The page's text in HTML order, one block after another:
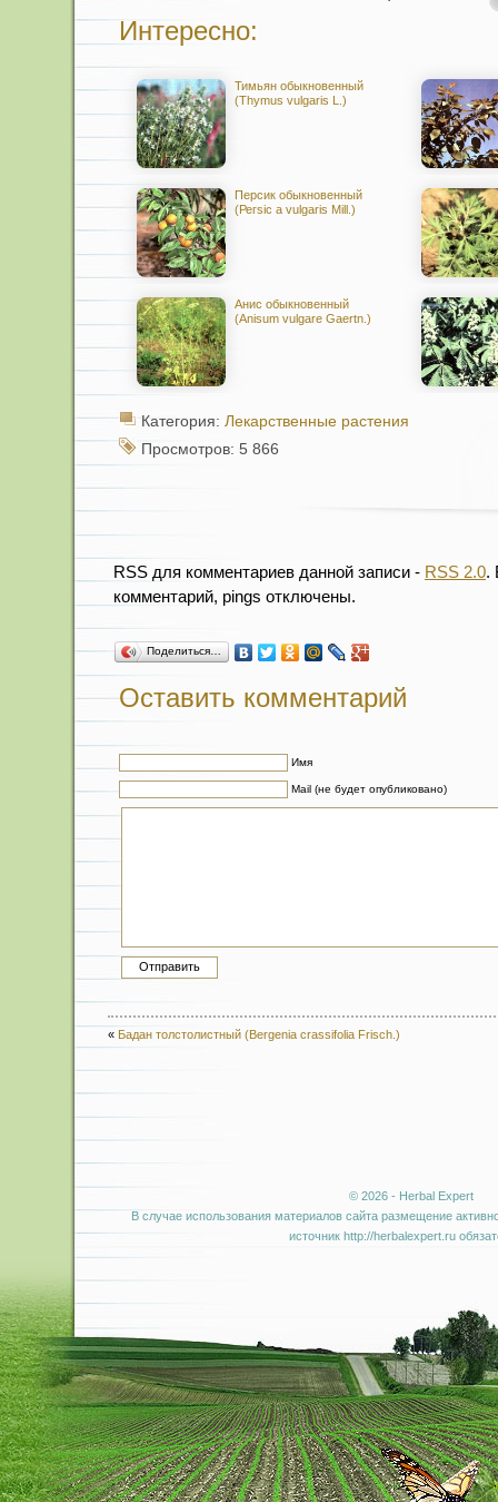
Интересно:
Тимьян обыкновенный
(Thymus vulgaris L.)
Персик обыкновенный
(Регsic a vulgaris Mill.)
Анис обыкновенный
(Anisum vulgare Gaertn.)
Категория: Лекарственные растения
Просмотров: 5 866
RSS для комментариев данной записи - RSS 2.0.
комментарий, pings отключены.
Поделиться…
Оставить комментарий
Имя
Mail (не будет опубликовано)
« Бадан толстолистный (Bergenia crassifolia Frisch.)
© 2026 - Herbal Expert
В случае использования материалов сайта размещение
источник http://herbalexpert.ru